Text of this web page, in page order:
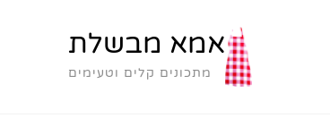
אמא מבשלת
מתכונים קלים וטעימים